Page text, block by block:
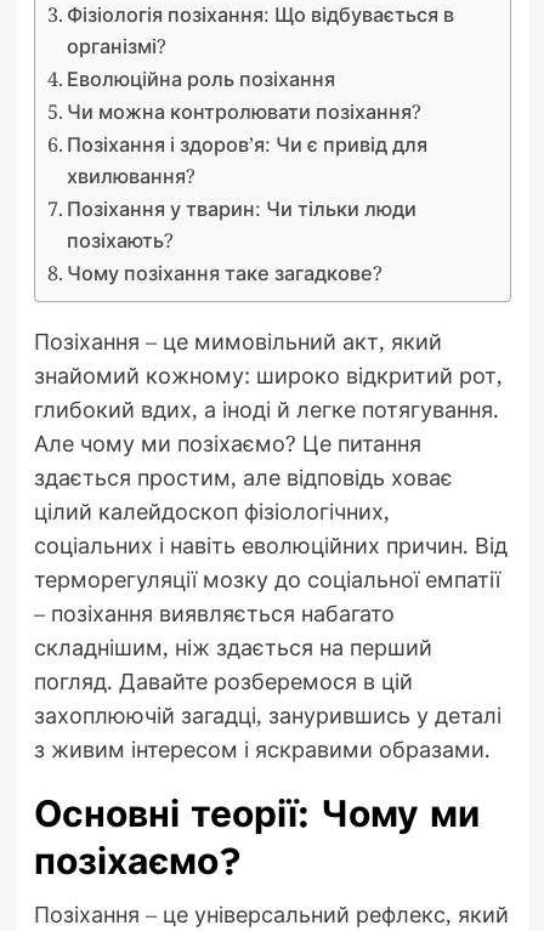
Фізіологія позіхання: Що відбувається в
організмі?
Еволюційна роль позіхання
Чи можна контролювати позіхання?
Позіхання і здоров’я: Чи є привід для
хвилювання?
Позіхання у тварин: Чи тільки люди
позіхають?
Чому позіхання таке загадкове?
Позіхання – це мимовільний акт, який
знайомий кожному: широко відкритий рот,
глибокий вдих, а іноді й легке потягування.
Але чому ми позіхаємо? Це питання
здається простим, але відповідь ховає
цілий калейдоскоп фізіологічних,
соціальних і навіть еволюційних причин. Від
терморегуляції мозку до соціальної емпатії
– позіхання виявляється набагато
складнішим, ніж здається на перший
погляд. Давайте розберемося в цій
захоплюючій загадці, занурившись у деталі
з живим інтересом і яскравими образами.
Основні теорії: Чому ми
позіхаємо?
Позіхання – це універсальний рефлекс, який